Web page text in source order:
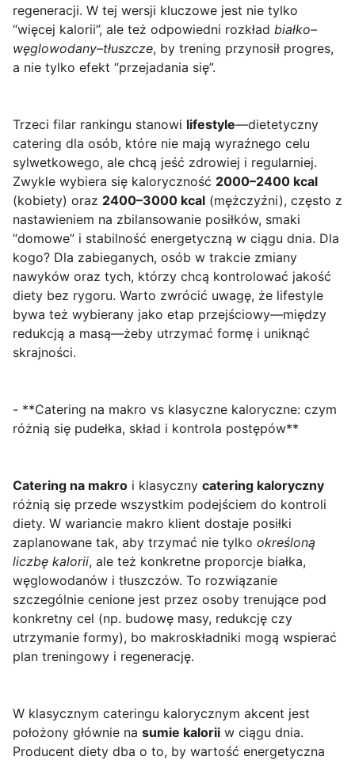
regeneracji. W tej wersji kluczowe jest nie tylko
“więcej kalorii”, ale też odpowiedni rozkład białko–
węglowodany–tłuszcze, by trening przynosił progres,
a nie tylko efekt “przejadania się”.
Trzeci filar rankingu stanowi lifestyle—dietetyczny
catering dla osób, które nie mają wyraźnego celu
sylwetkowego, ale chcą jeść zdrowiej i regularniej.
Zwykle wybiera się kaloryczność 2000–2400 kcal
(kobiety) oraz 2400–3000 kcal (mężczyźni), często z
nastawieniem na zbilansowanie posiłków, smaki
“domowe” i stabilność energetyczną w ciągu dnia. Dla
kogo? Dla zabieganych, osób w trakcie zmiany
nawyków oraz tych, którzy chcą kontrolować jakość
diety bez rygoru. Warto zwrócić uwagę, że lifestyle
bywa też wybierany jako etap przejściowy—między
redukcją a masą—żeby utrzymać formę i uniknąć
skrajności.
- **Catering na makro vs klasyczne kaloryczne: czym
różnią się pudełka, skład i kontrola postępów**
Catering na makro i klasyczny catering kaloryczny
różnią się przede wszystkim podejściem do kontroli
diety. W wariancie makro klient dostaje posiłki
zaplanowane tak, aby trzymać nie tylko określoną
liczbę kalorii, ale też konkretne proporcje białka,
węglowodanów i tłuszczów. To rozwiązanie
szczególnie cenione jest przez osoby trenujące pod
konkretny cel (np. budowę masy, redukcję czy
utrzymanie formy), bo makroskładniki mogą wspierać
plan treningowy i regenerację.
W klasycznym cateringu kalorycznym akcent jest
położony głównie na sumie kalorii w ciągu dnia.
Producent diety dba o to, by wartość energetyczna